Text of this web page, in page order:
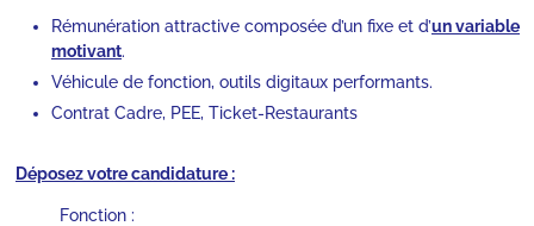
Rémunération attractive composée d’un fixe et d’un variable
motivant.
Véhicule de fonction, outils digitaux performants.
Contrat Cadre, PEE, Ticket-Restaurants
Déposez votre candidature :
Fonction :